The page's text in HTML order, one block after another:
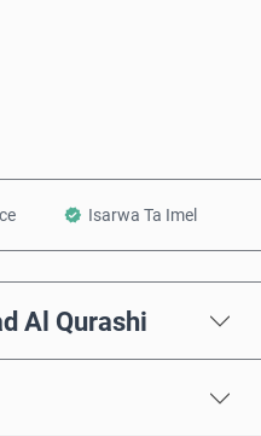
Isarwa Ta Imel
Al Qurashi